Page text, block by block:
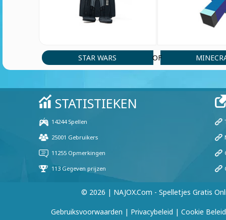
STAR WARS OF
© 2026 | NAJOX.com - Spelletjes Gratis
Gebruiksvoorwaarden | Privacybeleid | Cookie Beleid